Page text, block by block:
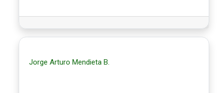
Jorge Arturo Mendieta B.